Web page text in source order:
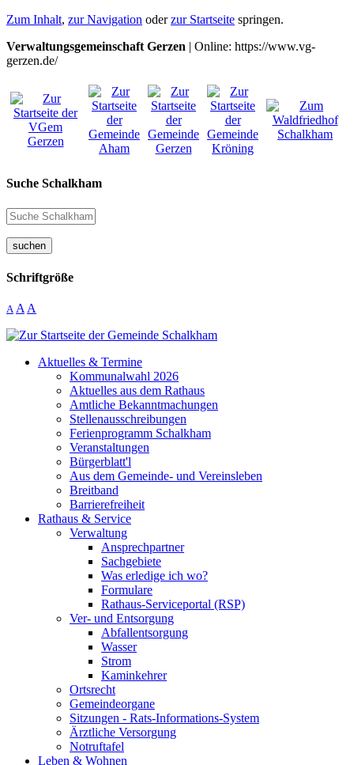
Zum Inhalt, zur Navigation oderzur Startseite springen.
Verwaltungsgemeinschaft Gerzen | Online: https://www.vg-
gerzen.de/
Suche Schalkham
suchen
Schriftgröße
A A A
Aktuelles & Termine
Kommunalwahl 2026
Aktuelles aus dem Rathaus
Amtliche Bekanntmachungen
Stellenausschreibungen
Ferienprogramm Schalkham
Veranstaltungen
Bürgerblatt'l
Aus dem Gemeinde- und Vereinsleben
Breitband
Barrierefreiheit
Rathaus & Service
Verwaltung
Ansprechpartner
Sachgebiete
Was erledige ich wo?
Formulare
Rathaus-Serviceportal (RSP)
Ver- und Entsorgung
Abfallentsorgung
Wasser
Strom
Kaminkehrer
Ortsrecht
Gemeindeorgane
Sitzungen - Rats-Informations-System
Ärztliche Versorgung
Notruftafel
Leben & Wohnen